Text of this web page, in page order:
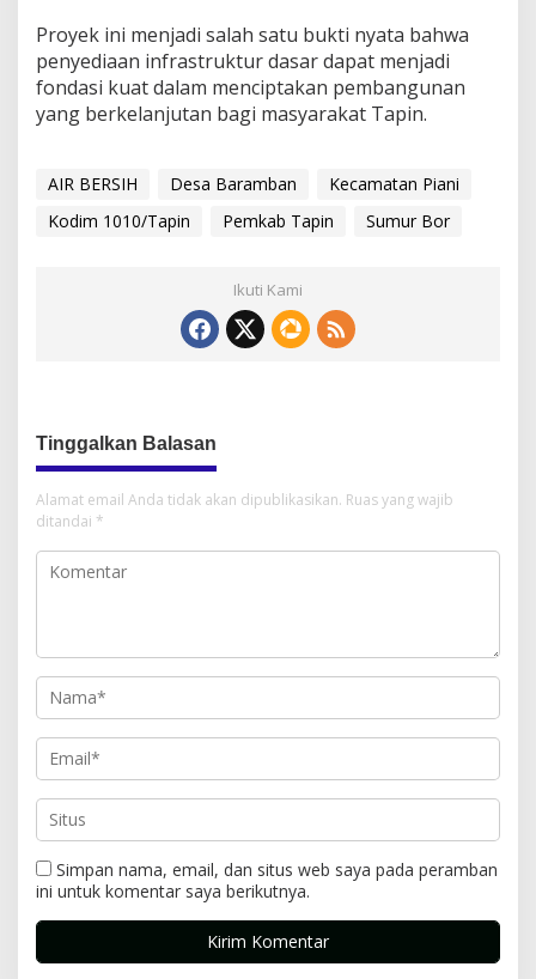
Proyek ini menjadi salah satu bukti nyata bahwa
penyediaan infrastruktur dasar dapat menjadi
fondasi kuat dalam menciptakan pembangunan
yang berkelanjutan bagi masyarakat Tapin.
AIR BERSIH Desa Baramban
Kecamatan Piani
Kodim 1010/Tapin
Pemkab Tapin Sumur Bor
Ikuti Kami
Tinggalkan Balasan
Alamat email Anda tidak akan dipublikasikan. Ruas yang wajib
ditandai *
Simpan nama, email, dan situs web saya pada peramban
ini untuk komentar saya berikutnya.